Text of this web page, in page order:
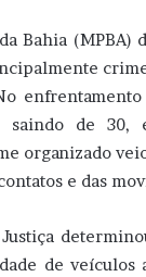
Bahia (MPBA)
saindo de 30,
organizado
e das
de veículos